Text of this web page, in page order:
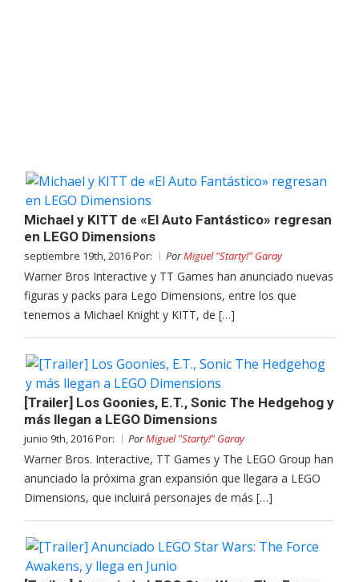
Michael y KITT de «El Auto Fantástico» regresan
en LEGO Dimensions
septiembre 19th, 2016 Por: PorMiguel "Starty!" Garay
Warner Bros Interactive y TT Games han anunciado nuevas
figuras y packs para Lego Dimensions, entre los que
tenemos a Michael Knight y KITT, de […]
[Trailer] Los Goonies, E.T., Sonic The Hedgehog y
más llegan a LEGO Dimensions
junio 9th, 2016 Por: PorMiguel "Starty!" Garay
Warner Bros. Interactive, TT Games y The LEGO Group han
anunciado la próxima gran expansión que llegara a LEGO
Dimensions, que incluirá personajes de más […]